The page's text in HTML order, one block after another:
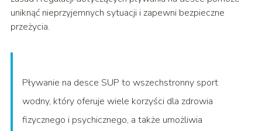
uniknąć nieprzyjemnych sytuacji i zapewni bezpieczne
przeżycia.
Pływanie na desce SUP to wszechstronny sport
wodny, który oferuje wiele korzyści dla zdrowia
fizycznego i psychicznego, a także umożliwia